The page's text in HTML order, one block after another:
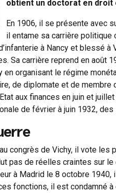
obtient un doctorat en droit
En 1906, il se présente avec
il entame sa carrière
à Nancy et blessé
Sa carrière reprend en août
en organisant le régime
de diplomate et de
aux finances en juin et
de février à juin 1932,
congrès de Vichy, il vote les
pas de réelles craintes sur
à Madrid le 8 octobre
fonctions, il est condamné